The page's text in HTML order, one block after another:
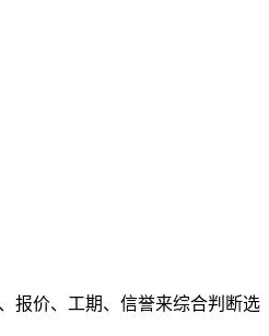
报价、工期、信誉来综合判断选